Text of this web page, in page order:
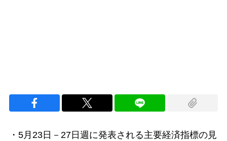
・5月23日－27日週に発表される主要経済指標の見